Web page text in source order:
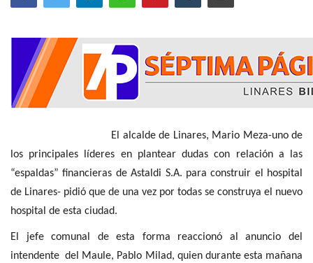
El alcalde de Linares, Mario Meza-uno de
los principales líderes en plantear dudas con relación a las
“espaldas” financieras de Astaldi S.A. para construir el hospital
de Linares- pidió que de una vez por todas se construya el nuevo
hospital de esta ciudad.
El jefe comunal de esta forma reaccionó al anuncio del
intendente del Maule, Pablo Milad, quien durante esta mañana